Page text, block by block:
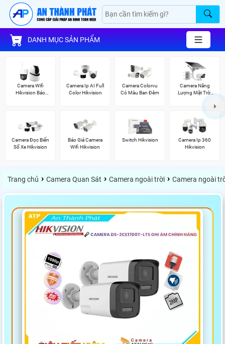
DANH MỤC SẢN PHẨM
Camera Wifi
Hikvision Báo
Camera Ip AI Full
Color Hikvision
Camera Colorvu
Có Màu Ban Đêm
Camera Năng
Lượng Mặt Trời
Camera Đọc Biển
Số Xe Hikvision
Báo Giá Camera
Wifi Hikvision
Switch Hikvision
Camera Ip 360
Hikvision
Trang chủ › Camera Quan Sát › Camera ngoài trời › Camera ngoài